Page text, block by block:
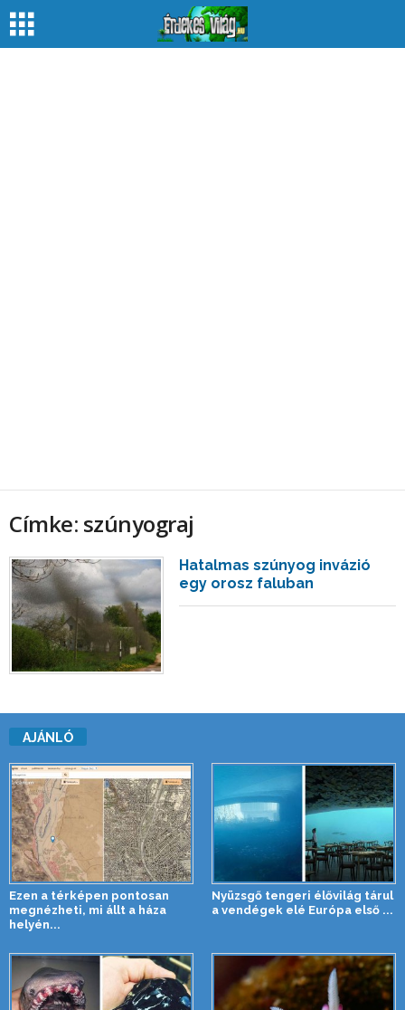
Címke: szúnyograj
Hatalmas szúnyog invázió
egy orosz faluban
AJÁNLÓ
Ezen a térképen pontosan
megnézheti, mi állt a háza
helyén...
Nyüzsgő tengeri élővilág tárul
a vendégek elé Európa első ...